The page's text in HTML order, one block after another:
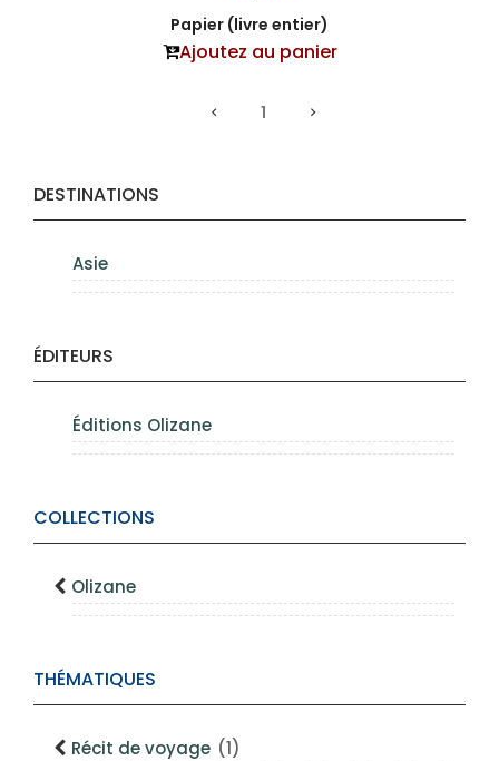
DESTINATIONS
Asie
ÉDITEURS
Éditions Olizane
COLLECTIONS
Olizane
THÉMATIQUES
Récit de voyage (1)
Papier (livre entier)
Ajoutez au panier
1